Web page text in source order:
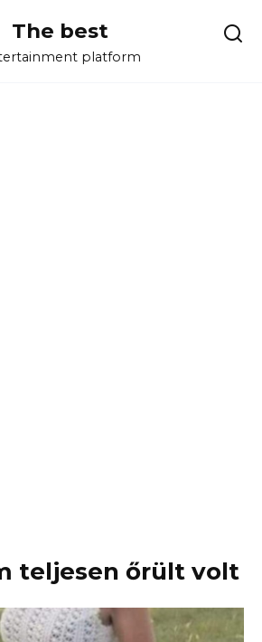
The best
platform
teljesen őrült volt